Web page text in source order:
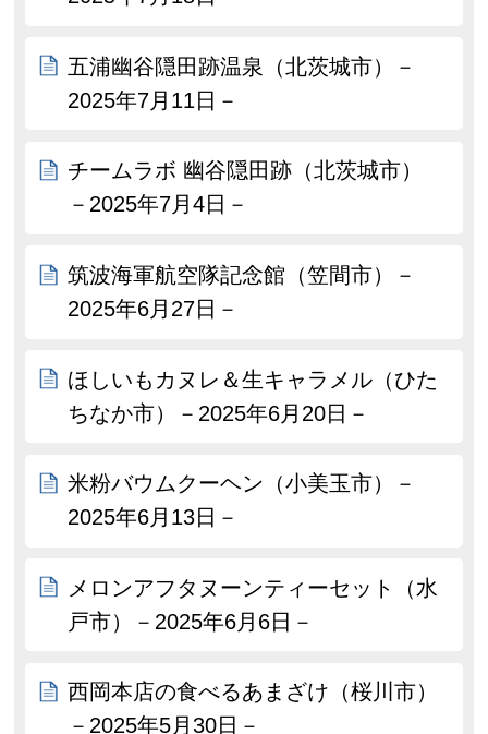
五浦幽谷隠田跡温泉（北茨城市）－
2025年7月11日－
チームラボ 幽谷隠田跡（北茨城市）
－2025年7月4日－
筑波海軍航空隊記念館（笠間市）－
2025年6月27日－
ほしいもカヌレ＆生キャラメル（ひた
ちなか市）－2025年6月20日－
米粉バウムクーヘン（小美玉市）－
2025年6月13日－
メロンアフタヌーンティーセット（水
戸市）－2025年6月6日－
西岡本店の食べるあまざけ（桜川市）
－2025年5月30日－